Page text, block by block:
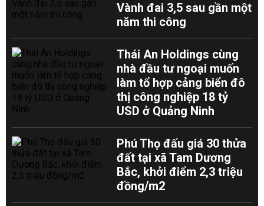
Vành đai 3,5 sau gần một
năm thi công
Thái An Holdings cùng
nhà đầu tư ngoại muốn
làm tổ hợp cảng biển đô
thị công nghiệp 18 tỷ
USD ở Quảng Ninh
Phú Thọ đấu giá 30 thửa
đất tại xã Tam Dương
Bắc, khởi điểm 2,3 triệu
đồng/m2